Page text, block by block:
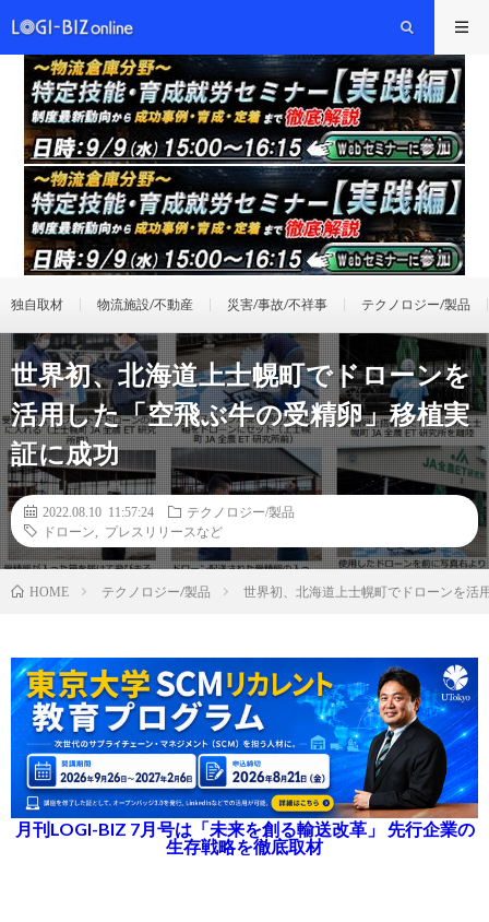
独自取材 物流施設/不動産 災害/事故/不祥事 テクノロジー/製品
世界初、北海道上士幌町でドローンを
活用した「空飛ぶ牛の受精卵」移植実
証に成功
2022.08.10 11:57:24
テクノロジー/製品
ドローン
プレスリリースなど
HOME テクノロジー/製品 世界初、北海道上士幌町でドローンを活
月刊LOGI-BIZ 7月号は「未来を創る輸送改革」 先行企業の
生存戦略を徹底取材